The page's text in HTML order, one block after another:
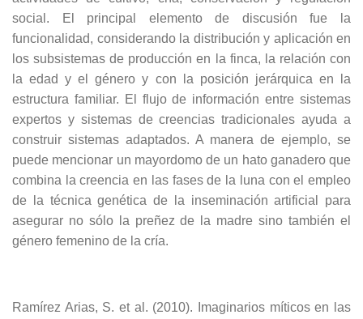
social. El principal elemento de discusión fue la
funcionalidad, considerando la distribución y aplicación en
los subsistemas de producción en la finca, la relación con
la edad y el género y con la posición jerárquica en la
estructura familiar. El flujo de información entre sistemas
expertos y sistemas de creencias tradicionales ayuda a
construir sistemas adaptados. A manera de ejemplo, se
puede mencionar un mayordomo de un hato ganadero que
combina la creencia en las fases de la luna con el empleo
de la técnica genética de la inseminación artificial para
asegurar no sólo la preñez de la madre sino también el
género femenino de la cría.
Ramírez Arias, S. et al. (2010). Imaginarios míticos en las